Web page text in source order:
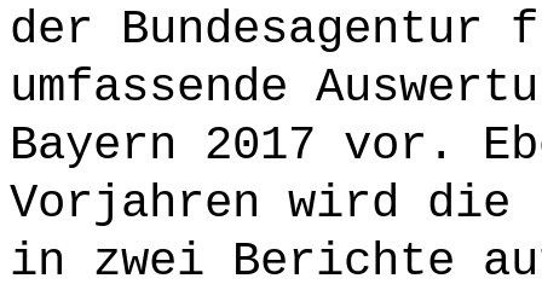
der
umfassende
Bayern 2017 vor.
Vorjahren wird die
in zwei Berichte